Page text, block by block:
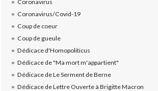
Coronavirus
Coronavirus/Covid-19
Coup de coeur
Coup de gueule
Dédicace d'Homopoliticus
Dédicace de "Ma mort m'appartient"
Dédicace de Le Serment de Berne
Dédicace de Lettre Ouverte à Brigitte Macron